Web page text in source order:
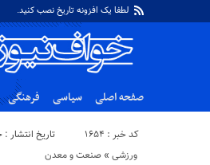
لطفا یک افزونه تاریخ نصب کنید.
صفحه اصلی سیاسی فرهنگی
کد خبر : ۱۶۵۴ تاریخ انتشار : جمعه ۲۳ آذر
صنعت و معدن « ورزشی